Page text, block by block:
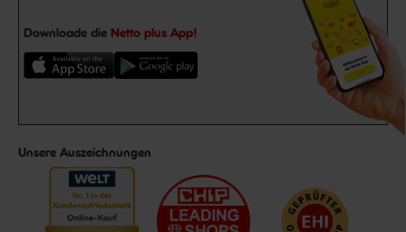
Downloade die Netto plus App!
Unsere Auszeichnungen